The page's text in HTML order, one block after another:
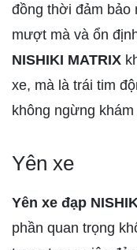
đồng thời đảm bảo
mượt mà và ổn
NISHIKI MATRIX
xe, mà là trái tim
không ngừng
Yên xe
Yên xe đạp
phần quan trọng